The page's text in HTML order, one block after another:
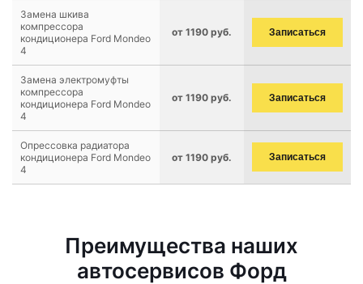
Замена шкива
компрессора
кондиционера Ford Mondeo
4
от 1190 руб. Записаться
Замена электромуфты
компрессора
кондиционера Ford Mondeo
4
от 1190 руб. Записаться
Опрессовка радиатора
кондиционера Ford Mondeo
4
от 1190 руб. Записаться
Преимущества наших
автосервисов Форд